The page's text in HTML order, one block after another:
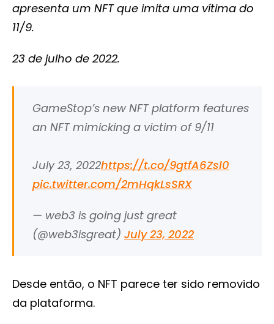
apresenta um NFT que imita uma vítima do
11/9.
23 de julho de 2022.
GameStop’s new NFT platform features
an NFT mimicking a victim of 9/11
July 23, 2022https://t.co/9gtfA6Zsl0
pic.twitter.com/2mHqkLsSRX
— web3 is going just great
(@web3isgreat) July 23, 2022
Desde então, o NFT parece ter sido removido
da plataforma.